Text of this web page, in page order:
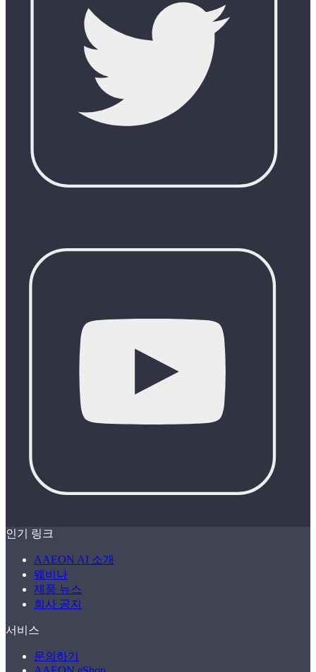
인기 링크
AAEON AI 소개
웨비나
제품 뉴스
회사 공지
서비스
문의하기